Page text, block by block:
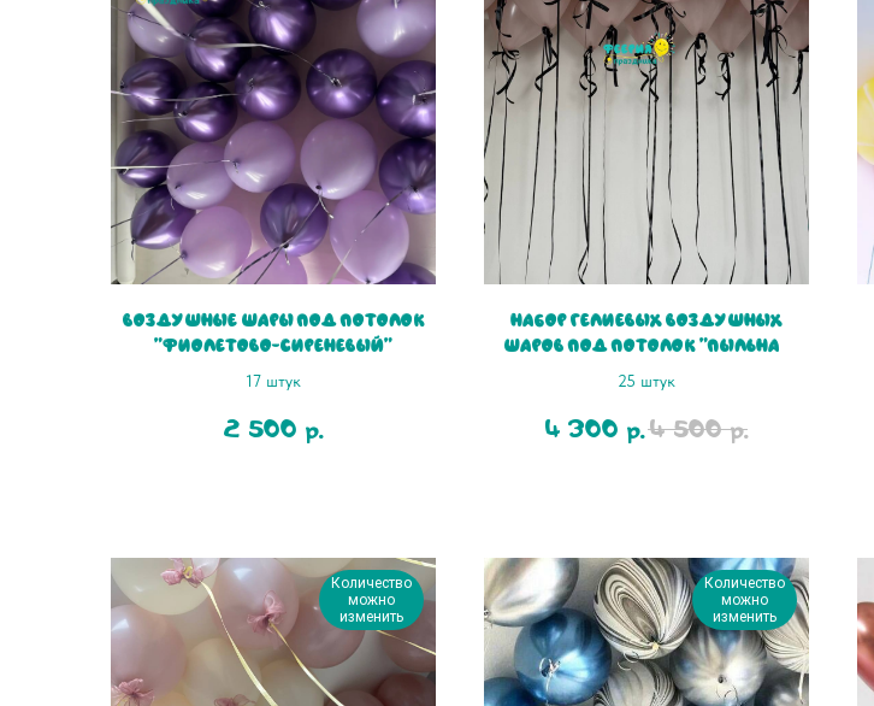
Воздушные шары под потолок
"Фиолетово-сиреневый"
17 штук
2 500 р.
Набор гелиевых воздушных
шаров под потолок "Пыльная
роза с черными лентами"
25 штук
4 300 р.4 500 р.
Количество
можно
изменить
Количество
можно
изменить